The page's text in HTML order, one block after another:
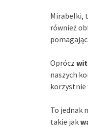
Mirabelki,
również
Oprócz
naszych
korzystnie
To jednak
takie jak